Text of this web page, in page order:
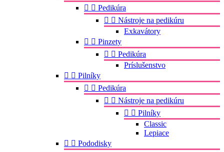
  Pedikúra
  Nástroje na pedikúru
Exkavátory
  Pinzety
  Pedikúra
Príslušenstvo
  Pilníky
  Pedikúra
  Nástroje na pedikúru
  Pilníky
Classic
Lepiace
  Pododisky